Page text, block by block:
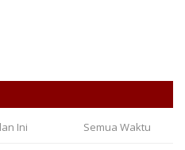
Ini Semua Waktu